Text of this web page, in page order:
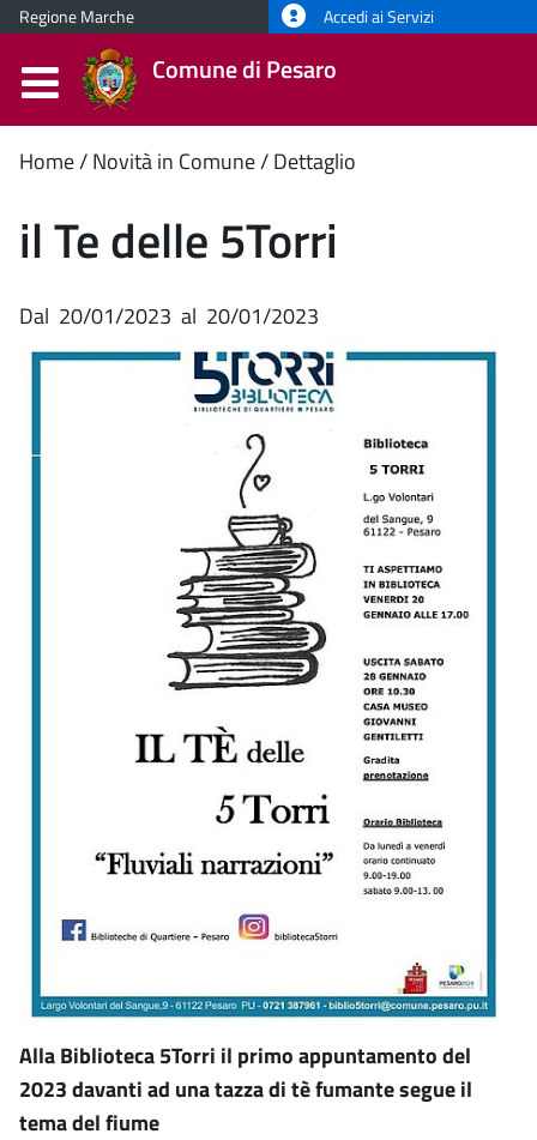
Regione Marche Accedi ai Servizi
Comune di Pesaro
Contenuto
principale
Home Novità in Comune Dettaglio
il Te delle 5Torri
Dal 20/01/2023 al 20/01/2023
Alla Biblioteca 5Torri il primo appuntamento del
2023 davanti ad una tazza di tè fumante segue il
tema del fiume